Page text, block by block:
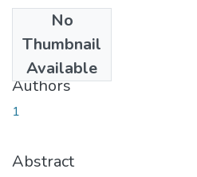
No
Thumbnail
Available
2020-05-26
Authors
1
Abstract